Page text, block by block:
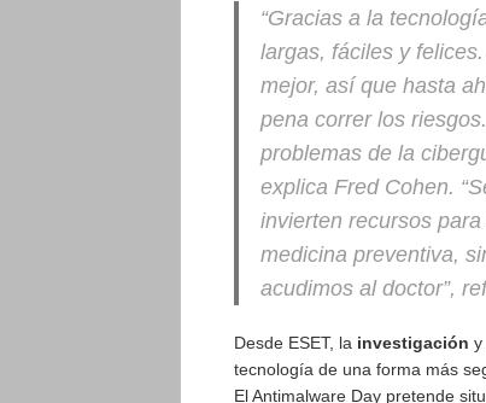
“Gracias a la
largas, fáciles y
mejor, así que hasta
pena correr los riesgos
problemas de la
explica Fred Cohen.
invierten recursos
medicina preventiva,
acudimos al doctor”,
Desde ESET, la investigación y
tecnología de una forma más
El Antimalware Day pretende